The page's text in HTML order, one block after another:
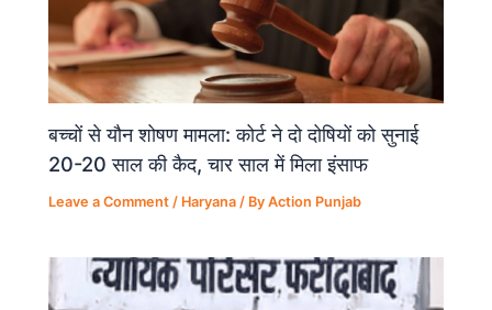
बच्चों से यौन शोषण मामला: कोर्ट ने दो दोषियों को सुनाई
20-20 साल की कैद, चार साल में मिला इंसाफ
Leave a Comment / Haryana / ByAction Punjab